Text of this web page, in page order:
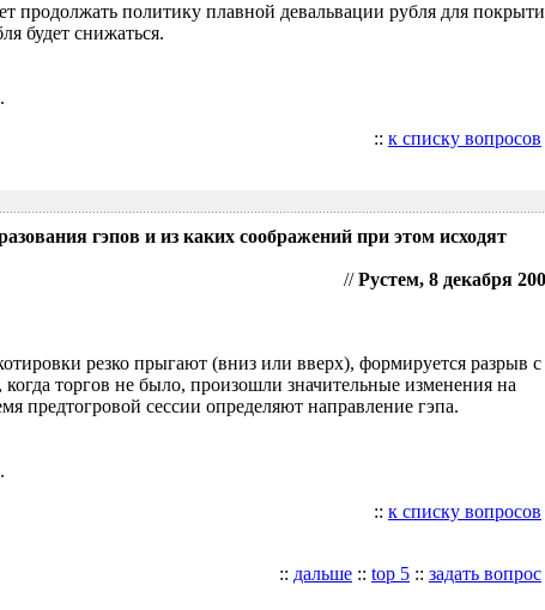
продолжать политику плавной девальвации рубля для
будет снижаться.
:: к списку вопросов
гэпов и из каких соображений при этом исходят
//Рустем, 8 декабря
резко прыгают (вниз или вверх), формируется разрыв с
когда торгов не было, произошли значительные изменения на
предтогровой сессии определяют направление гэпа.
:: к списку вопросов
:: дальше :: top 5 :: задать вопрос